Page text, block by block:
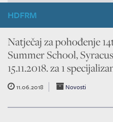
HDFRM
Natječaj za pohođenje
Summer School,
15.11.2018. za 1
11.06.2018 Novosti